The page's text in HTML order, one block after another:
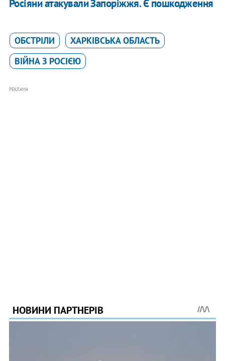
Росіяни атакували Запоріжжя. Є пошкодження
ОБСТРІЛИ
ХАРКІВСЬКА ОБЛАСТЬ
ВІЙНА З РОСІЄЮ
РЕКЛАМА